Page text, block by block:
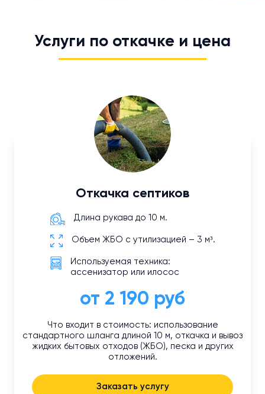
Услуги по откачке и цена
Откачка септиков
Длина рукава до 10 м.
Объем ЖБО с утилизацией – 3 м³.
Используемая техника:
ассенизатор или илосос
от 2 190 руб
Что входит в стоимость: использование
стандартного шланга длиной 10 м, откачка и вывоз
жидких бытовых отходов (ЖБО), песка и других
отложений.
Заказать услугу